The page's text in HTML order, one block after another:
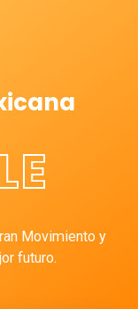
Movimiento y
futuro.